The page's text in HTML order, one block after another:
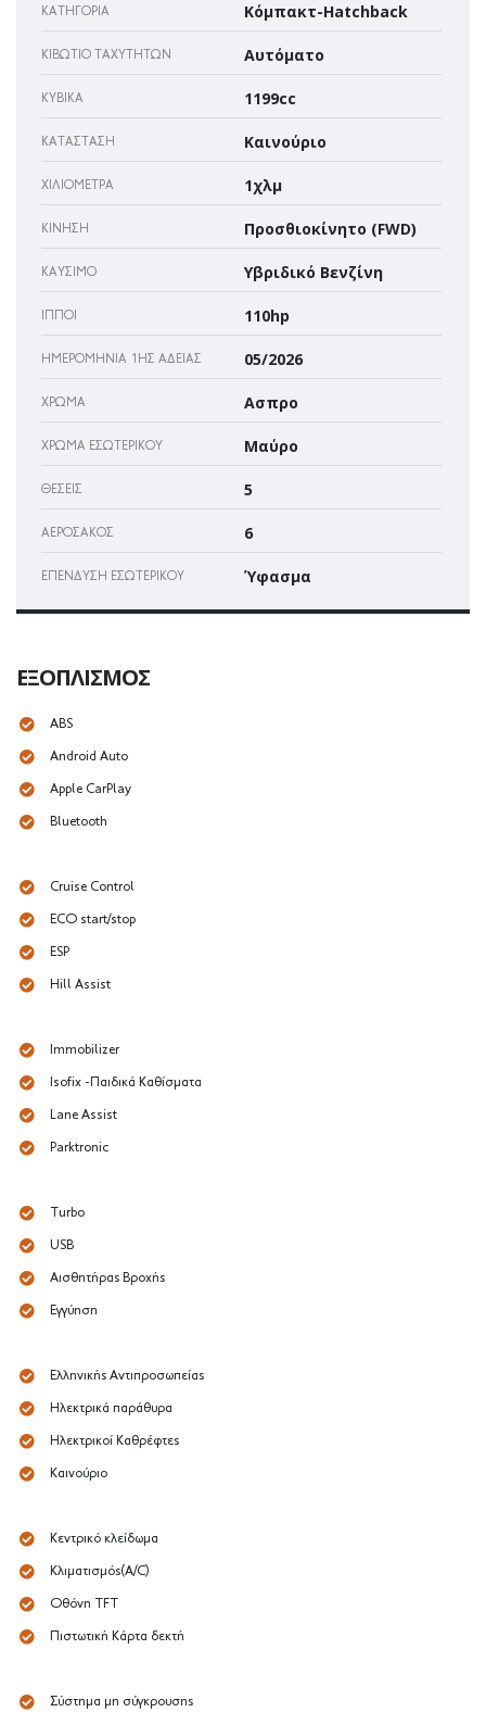
ΚΑΤΗΓΟΡΊΑ Κόμπακτ-Hatchback
ΚΙΒΏΤΙΟ ΤΑΧΥΤΉΤΩΝ Αυτόματο
ΚΥΒΙΚΆ 1199cc
ΚΑΤΆΣΤΑΣΗ Καινούριο
ΧΙΛΙΌΜΕΤΡΑ 1χλμ
ΚΊΝΗΣΗ Προσθιοκίνητο (FWD)
ΚΑΎΣΙΜΟ Υβριδικό Βενζίνη
ΊΠΠΟΙ 110hp
ΗΜΕΡΟΜΗΝΊΑ 1ΗΣ ΆΔΕΙΑΣ 05/2026
ΧΡΏΜΑ Ασπρο
ΧΡΏΜΑ ΕΣΩΤΕΡΙΚΟΎ Μαύρο
ΘΈΣΕΙΣ 5
ΑΕΡΌΣΑΚΌΣ 6
ΕΠΈΝΔΥΣΗ ΕΣΩΤΕΡΙΚΟΎ Ύφασμα
ΕΞΟΠΛΙΣΜΌΣ
ABS
Android Auto
Apple CarPlay
Bluetooth
Cruise Control
ECO start/stop
ESP
Hill Assist
Immobilizer
Isofix -Παιδικά Καθίσματα
Lane Assist
Parktronic
Turbo
USB
Αισθητήρας Βροχής
Εγγύηση
Ελληνικής Αντιπροσωπείας
Ηλεκτρικά παράθυρα
Ηλεκτρικοί Καθρέφτες
Καινούριο
Κεντρικό κλείδωμα
Κλιματισμός(A/C)
Οθόνη TFT
Πιστωτική Κάρτα δεκτή
Σύστημα μη σύγκρουσης